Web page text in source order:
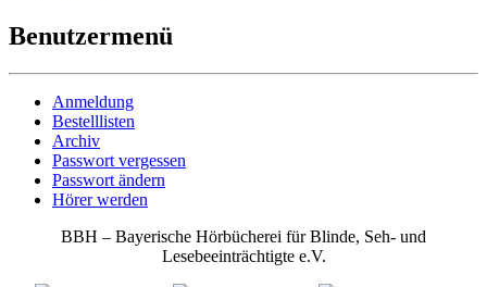
Benutzermenü
Anmeldung
Bestelllisten
Archiv
Passwort vergessen
Passwort ändern
Hörer werden
BBH – Bayerische Hörbücherei für Blinde, Seh- und
Lesebeeinträchtigte e.V.